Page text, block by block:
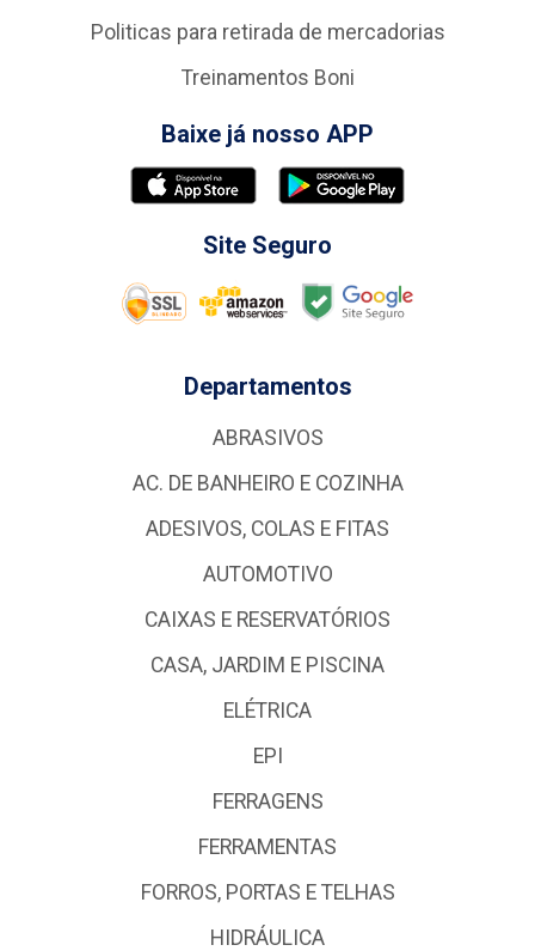
Politicas para retirada de mercadorias
Treinamentos Boni
Baixe já nosso APP
Site Seguro
Departamentos
ABRASIVOS
AC. DE BANHEIRO E COZINHA
ADESIVOS, COLAS E FITAS
AUTOMOTIVO
CAIXAS E RESERVATÓRIOS
CASA, JARDIM E PISCINA
ELÉTRICA
EPI
FERRAGENS
FERRAMENTAS
FORROS, PORTAS E TELHAS
HIDRÁULICA